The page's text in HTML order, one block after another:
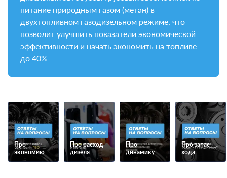
питание природным газом (метан) в
двухтопливном газодизельном режиме, что
позволит улучшить показатели экономической
эффективности и начать экономить на топливе
до 40%
Про
экономию
Про расход
дизеля
Про
динамику
Про запас
хода